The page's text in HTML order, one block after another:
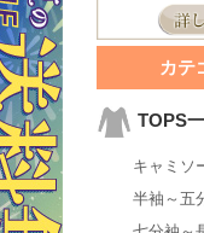
カテ
TOPS
キャミソ
半袖～五